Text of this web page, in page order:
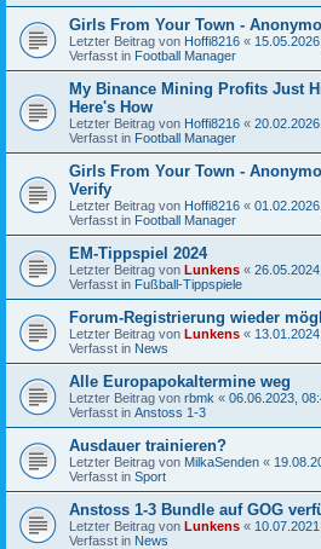
Girls From Your Town -
Letzter Beitrag von Hoffi8216 «
Verfasst in Football Manager
My Binance Mining Profits Just
Here's How
Letzter Beitrag von Hoffi8216 «
Verfasst in Football Manager
Girls From Your Town -
Verify
Letzter Beitrag von Hoffi8216 «
Verfasst in Football Manager
EM-Tippspiel 2024
Letzter Beitrag von Lunkens «
Verfasst in Fußball-Tippspiele
Forum-Registrierung wieder
Letzter Beitrag von Lunkens «
Verfasst in News
Alle Europapokaltermine weg
Letzter Beitrag von rbmk « 06.06.2023,
Verfasst in Anstoss 1-3
Ausdauer trainieren?
Letzter Beitrag von MilkaSenden «
Verfasst in Sport
Anstoss 1-3 Bundle auf GOG
Letzter Beitrag von Lunkens «
Verfasst in News